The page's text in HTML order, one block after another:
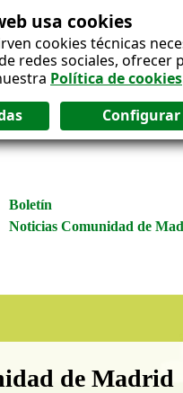
usa cookies
cookies técnicas
redes sociales, ofrecer
Política de cookies
Boletín
Noticias Comunidad de
Comunidad de
de Madrid